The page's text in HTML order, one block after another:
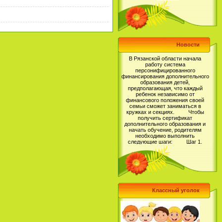
Новости
В Рязанской области начала
работу система
персонифицированного
финансирования дополнительного
образования детей,
предполагающая, что каждый
ребенок независимо от
финансового положения своей
семьи сможет заниматься в
кружках и секциях. Чтобы
получить сертификат
дополнительного образования и
начать обучение, родителям
необходимо выполнить
следующие шаги: Шаг 1.
Зарегистрироваться на сайте
Навигатор дополнительного
образования детей Рязанской
области, перейдя по ссылке https://
р62.навигатор.дети (более
подробную инструкцию по
регистрации Вы можете прочитать
тут: https://vk.com/@rmc62-kak-
zaregistrirovatsya-v-naviga..);
Шаг 2. Выбрать для своего
ребенка программу
дополнительного образования и
записаться на обучение; Шаг
3. Получить Сертификат
дополнительного образования в
Классный уголок